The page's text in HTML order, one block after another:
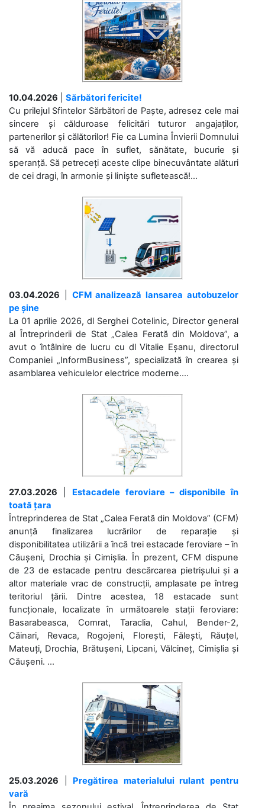
10.04.2026
Sărbători fericite!
Cu prilejul Sfintelor Sărbători de Paște, adresez cele mai
sincere și călduroase felicitări tuturor angajaților,
partenerilor și călătorilor! Fie ca Lumina Învierii Domnului
să vă aducă pace în suflet, sănătate, bucurie și
speranță. Să petreceți aceste clipe binecuvântate alături
de cei dragi, în armonie și liniște sufletească!...
03.04.2026
CFM analizează lansarea autobuzelor
pe șine
La 01 aprilie 2026, dl Serghei Cotelinic, Director general
al Întreprinderii de Stat „Calea Ferată din Moldova”, a
avut o întâlnire de lucru cu dl Vitalie Eșanu, directorul
Companiei „InformBusiness”, specializată în crearea și
asamblarea vehiculelor electrice moderne....
27.03.2026
Estacadele feroviare – disponibile în
toată țara
Întreprinderea de Stat „Calea Ferată din Moldova” (CFM)
anunță finalizarea lucrărilor de reparație și
disponibilitatea utilizării a încă trei estacade feroviare – în
Căușeni, Drochia și Cimișlia. În prezent, CFM dispune
de 23 de estacade pentru descărcarea pietrișului și a
altor materiale vrac de construcții, amplasate pe întreg
teritoriul țării. Dintre acestea, 18 estacade sunt
funcționale, localizate în următoarele stații feroviare:
Basarabeasca, Comrat, Taraclia, Cahul, Bender-2,
Căinari, Revaca, Rogojeni, Florești, Fălești, Răuțel,
Mateuți, Drochia, Brătușeni, Lipcani, Vălcineț, Cimișlia și
Căușeni. ...
25.03.2026
Pregătirea materialului rulant pentru
vară